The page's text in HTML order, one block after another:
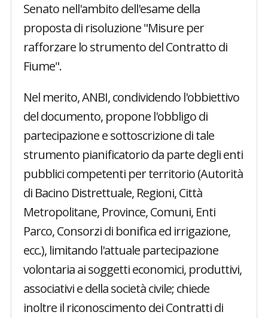
Senato nell'ambito dell'esame della
proposta di risoluzione "Misure per
rafforzare lo strumento del Contratto di
Fiume".
Nel merito, ANBI, condividendo l'obbiettivo
del documento, propone l'obbligo di
partecipazione e sottoscrizione di tale
strumento pianificatorio da parte degli enti
pubblici competenti per territorio (Autorità
di Bacino Distrettuale, Regioni, Città
Metropolitane, Province, Comuni, Enti
Parco, Consorzi di bonifica ed irrigazione,
ecc.), limitando l'attuale partecipazione
volontaria ai soggetti economici, produttivi,
associativi e della società civile; chiede
inoltre il riconoscimento dei Contratti di